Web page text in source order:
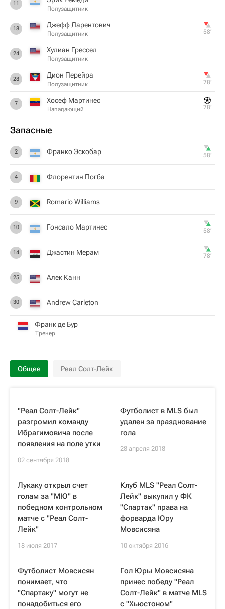
11
Полузащитник
18 Джефф Ларентович
Полузащитник 58‎’‎
24 Хулиан Грессел
Полузащитник
28 Дион Перейра
Полузащитник 78‎’‎
7 Хосеф Мартинес
Нападающий 78‎’‎
Запасные
2 Франко Эскобар 58‎’‎
4 Флорентин Погба
9 Romario Williams
10 Гонсало Мартинес 58‎’‎
14 Джастин Мерам 78‎’‎
25 Алек Канн
30 Andrew Carleton
Франк де Бур
Тренер
Общее Реал Солт-Лейк
"Реал Солт-Лейк"
разгромил команду
Ибрагимовича после
появления на поле утки
02 сентября 2018
Футболист в MLS был
удален за празднование
гола
28 апреля 2018
Лукаку открыл счет
голам за "МЮ" в
победном контрольном
матче с "Реал Солт-
Лейк"
18 июля 2017
Клуб MLS "Реал Солт-
Лейк" выкупил у ФК
"Спартак" права на
форварда Юру
Мовсисяна
10 октября 2016
Футболист Мовсисян
понимает, что
"Спартаку" могут не
понадобиться его
Гол Юры Мовсисяна
принес победу "Реал
Солт-Лейк" в матче MLS
с "Хьюстоном"